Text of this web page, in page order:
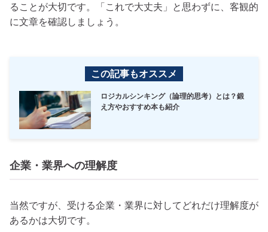
ることが大切です。「これで大丈夫」と思わずに、客観的
に文章を確認しましょう。
この記事もオススメ
ロジカルシンキング（論理的思考）とは？鍛
え方やおすすめ本も紹介
企業・業界への理解度
当然ですが、受ける企業・業界に対してどれだけ理解度が
あるかは大切です。